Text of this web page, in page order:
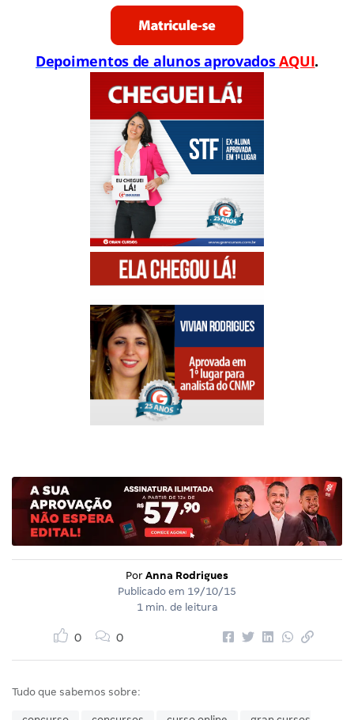
Depoimentos de alunos aprovadosAQUI.
Por Anna Rodrigues
Publicado em 19/10/15
1 min. de leitura
0 0
Tudo que sabemos sobre: